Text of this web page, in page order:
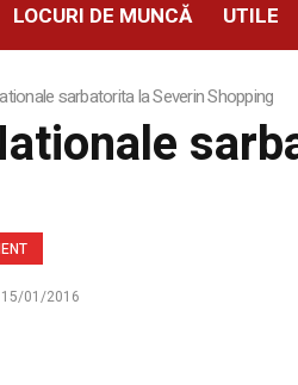
LOCURI DE MUNCĂ UTILE
sarbatorita la Severin Shopping
15/01/2016